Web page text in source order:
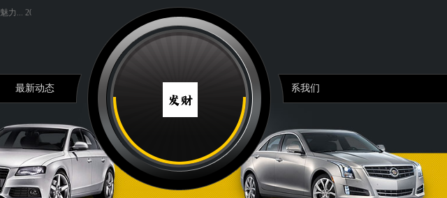
2024年10月14日全国主要批发市场泥鳅价格行情... 2025年5月13日科技早报：小米徕卡水印变动，苹果iOS 18.5正式版发布...
最新动态 联系我们